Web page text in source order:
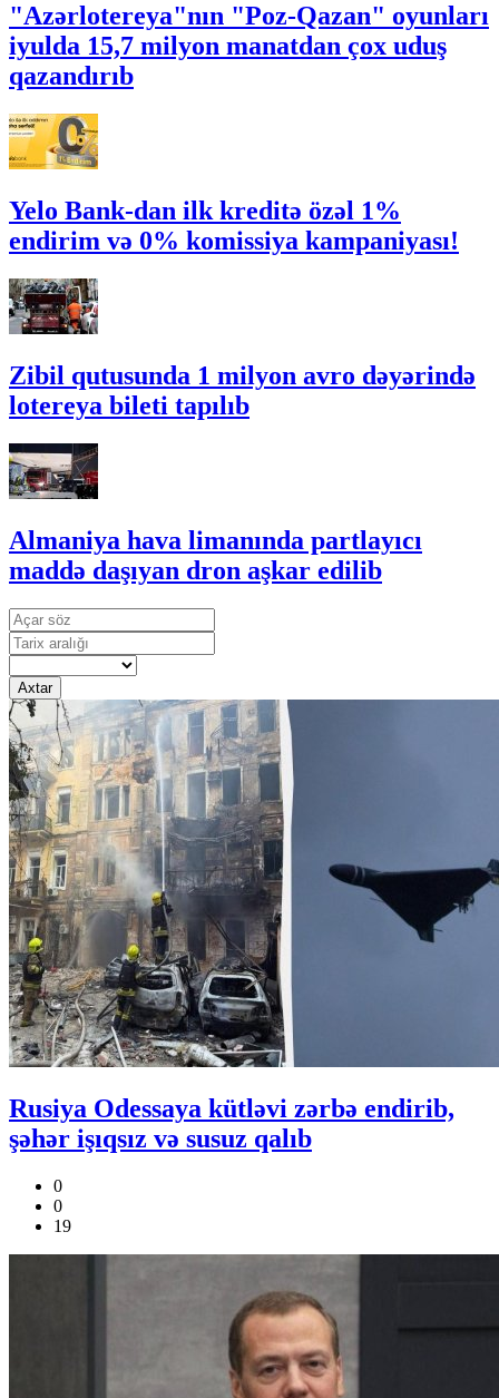
"Azərlotereya"nın "Poz-Qazan" oyunları
iyulda 15,7 milyon manatdan çox uduş
qazandırıb
Yelo Bank-dan ilk kreditə özəl 1%
endirim və 0% komissiya kampaniyası!
Zibil qutusunda 1 milyon avro dəyərində
lotereya bileti tapılıb
Almaniya hava limanında partlayıcı
maddə daşıyan dron aşkar edilib
Axtar
Rusiya Odessaya kütləvi zərbə endirib,
şəhər işıqsız və susuz qalıb
0
0
19